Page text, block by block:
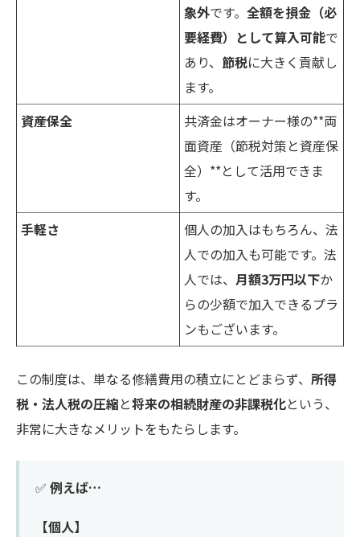
象外です。 全額を損金（必
要経費）として算入可能で
あり、 節税に大きく貢献し
ます。
資産保全
共済金はオーナー様の**両
面資産（節税対策と資産保
全）**として活用できま
す。
手軽さ
個人の加入はもちろん、法
人での加入も可能です。法
人では、 月額3万円以下か
らの少額で加入できるプラ
ンもございます。
この制度は、単なる修繕費用の積立にとどまらず、 所得
税・法人税の圧縮と将来の相続財産の非課税化という、
非常に大きなメリットをもたらします。
✅ 例えば…
【個人】